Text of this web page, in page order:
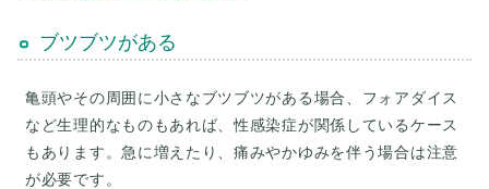
ブツブツがある
亀頭やその周囲に小さなブツブツがある場合、フォアダイス
など生理的なものもあれば、性感染症が関係しているケース
もあります。急に増えたり、痛みやかゆみを伴う場合は注意
が必要です。